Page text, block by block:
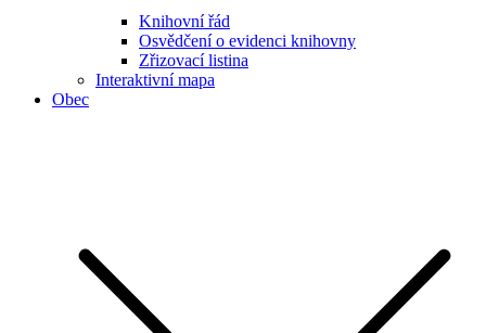
Knihovní řád
Osvědčení o evidenci knihovny
Zřizovací listina
Interaktivní mapa
Obec